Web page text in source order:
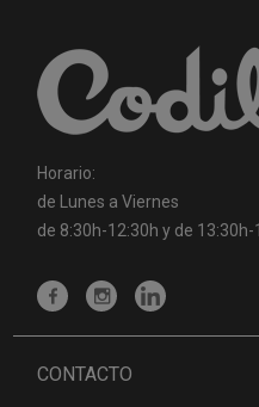
Horario:
de Lunes a Viernes
de 8:30h-12:30h y de 13:30h-
CONTACTO